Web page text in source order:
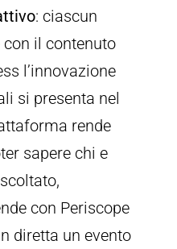
: ciascun
il contenuto
l’innovazione
si presenta nel
rende
sapere chi e
con Periscope
diretta un evento